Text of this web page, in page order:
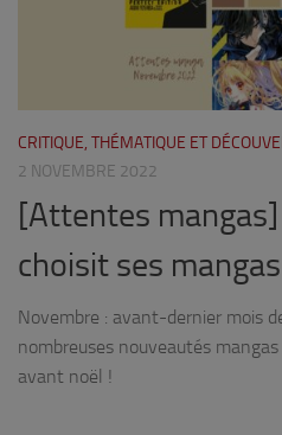
CRITIQUE, THÉMATIQUE ET
2 NOVEMBRE 2022
[Attentes
choisit ses
Novembre : avant-dernier mois
nombreuses nouveautés
avant noël !